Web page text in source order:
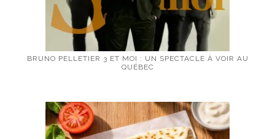
BRUNO PELLETIER 3 ET MOI : UN SPECTACLE À VOIR AU
QUÉBEC